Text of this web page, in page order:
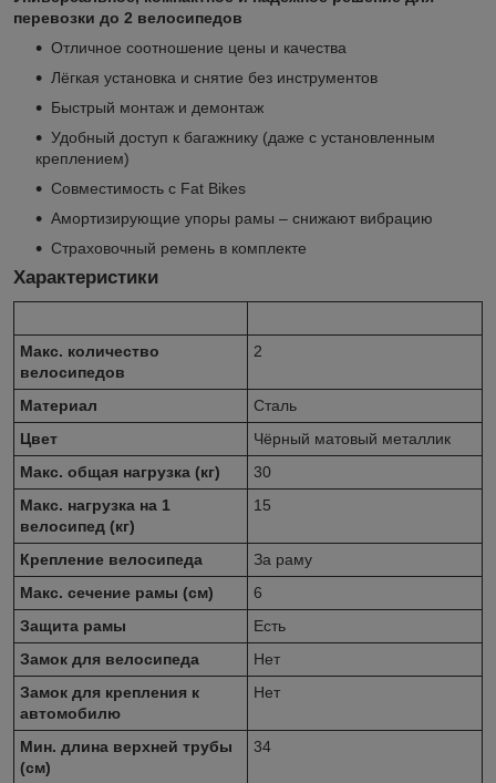
перевозки до 2 велосипедов
Отличное соотношение цены и качества
Лёгкая установка и снятие без инструментов
Быстрый монтаж и демонтаж
Удобный доступ к багажнику (даже с установленным
креплением)
Совместимость с Fat Bikes
Амортизирующие упоры рамы – снижают вибрацию
Страховочный ремень в комплекте
Характеристики
Макс. количество
велосипедов
2
Материал
Сталь
Цвет
Чёрный матовый металлик
Макс. общая нагрузка (кг)
30
Макс. нагрузка на 1
велосипед (кг)
15
Крепление велосипеда
За раму
Макс. сечение рамы (см)
6
Защита рамы
Есть
Замок для велосипеда
Нет
Замок для крепления к
автомобилю
Нет
Мин. длина верхней трубы
(см)
34